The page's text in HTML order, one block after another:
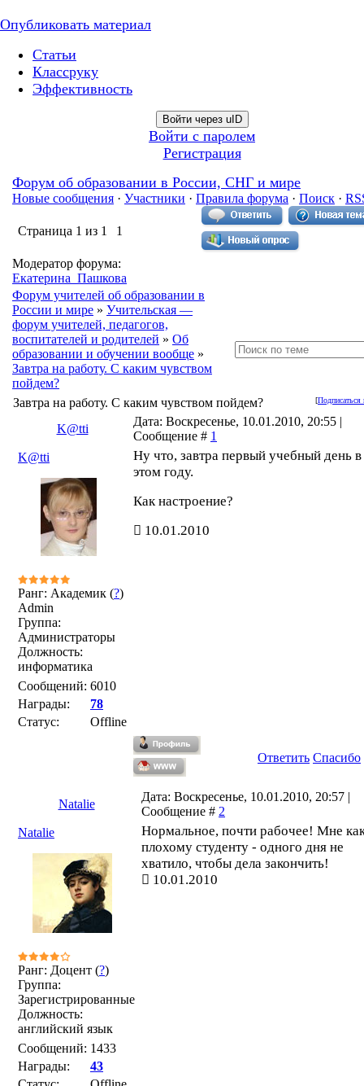
Опубликовать материал
Статьи
Классруку
Эффективность
Войти через uID
Войти с паролем
Регистрация
Форум об образовании в России, СНГ и мире
Новые сообщения · Участники · Правила форума · Поиск ·
Страница 1 из 1 1
Модератор форума:
Екатерина_Пашкова
Форум учителей об образовании в
России и мире » Учительская —
форум учителей, педагогов,
воспитателей и родителей » Об
образовании и обучении вообще »
Завтра на работу. С каким чувством
пойдем?
[Подписаться
Завтра на работу. С каким чувством пойдем?
K@tti
Дата: Воскресенье, 10.01.2010, 20:55 |
Сообщение # 1
K@tti
Ранг: Академик (?)
Admin
Группа:
Администраторы
Должность:
информатика
Сообщений: 6010
Награды:
78
Статус:
Offline
Ну что, завтра первый учебный день в
этом году.
Как настроение?
10.01.2010
Ответить Спасибо
Natalie
Дата: Воскресенье, 10.01.2010, 20:57 |
Сообщение # 2
Natalie
Ранг: Доцент (?)
Группа:
Зарегистрированные
Должность:
английский язык
Сообщений: 1433
Награды:
43
Нормальное, почти рабочее! Мне
плохому студенту - одного дня не
хватило, чтобы дела закончить!
10.01.2010